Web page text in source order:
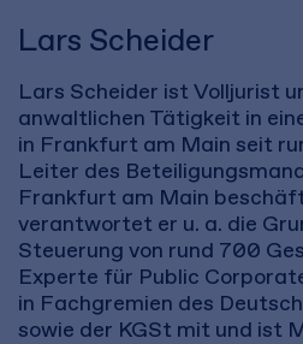
Lars Scheider
Lars Scheider ist Volljurist
anwaltlichen Tätigkeit in
in Frankfurt am Main seit
Leiter des
Frankfurt am Main
verantwortet er u. a. die
Steuerung von rund 700
Experte für Public
in Fachgremien des
sowie der KGSt mit und ist